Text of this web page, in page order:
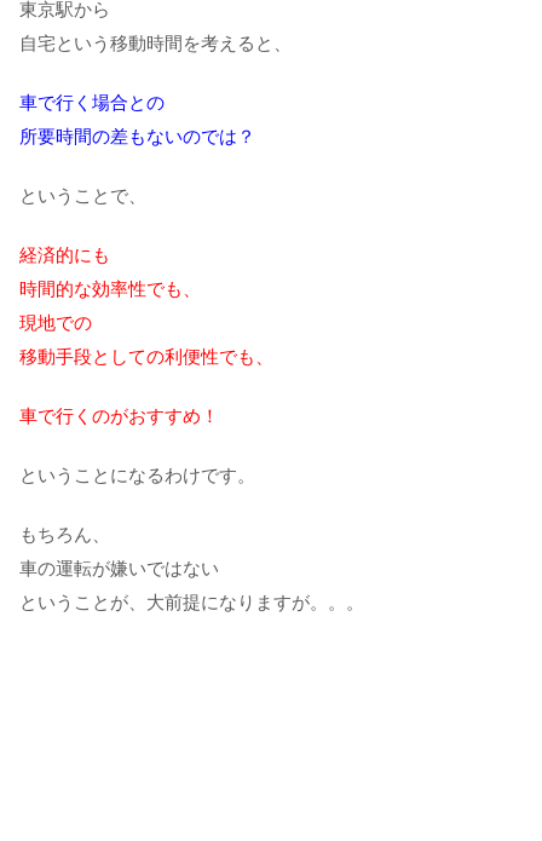
東京駅から
自宅という移動時間を考えると、
車で行く場合との
所要時間の差もないのでは？
ということで、
経済的にも
時間的な効率性でも、
現地での
移動手段としての利便性でも、
車で行くのがおすすめ！
ということになるわけです。
もちろん、
車の運転が嫌いではない
ということが、大前提になりますが。。。